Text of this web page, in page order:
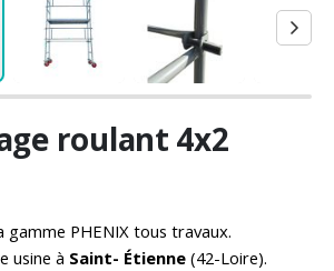
roulant 4x2
gamme PHENIX tous travaux.
usine à Saint- Étienne (42-Loire).